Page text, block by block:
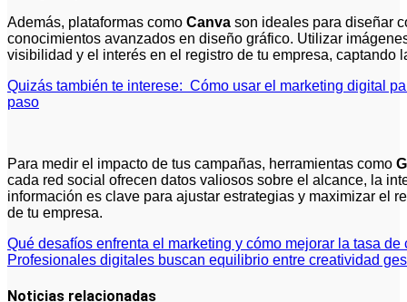
Además, plataformas como Canva son ideales para diseñar
conocimientos avanzados en diseño gráfico. Utilizar
visibilidad y el interés en el registro de tu empresa, captando
Quizás también te interese: Cómo usar el marketing digital
paso
Para medir el impacto de tus campañas, herramientas como
cada red social ofrecen datos valiosos sobre el alcance, la
información es clave para ajustar estrategias y maximizar el
de tu empresa.
Navegación
de
Qué desafíos enfrenta el marketing y cómo mejorar la tasa
Profesionales digitales buscan equilibrio entre creatividad
Noticias relacionadas